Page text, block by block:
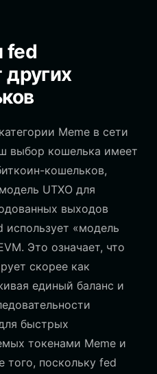
fed
других
Meme в сети
выбор кошелька имеет
кошельков,
UTXO для
выходов
использует «модель
Это означает, что
скорее как
единый баланс и
быстрых
токенами Meme и
того, поскольку fed